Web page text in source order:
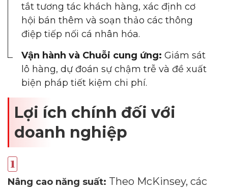
tắt tương tác khách hàng, xác định cơ
hội bán thêm và soạn thảo các thông
điệp tiếp nối cá nhân hóa.
Vận hành và Chuỗi cung ứng: Giám sát
lô hàng, dự đoán sự chậm trễ và đề xuất
biện pháp tiết kiệm chi phí.
Lợi ích chính đối với
doanh nghiệp
Nâng cao năng suất: Theo McKinsey, các